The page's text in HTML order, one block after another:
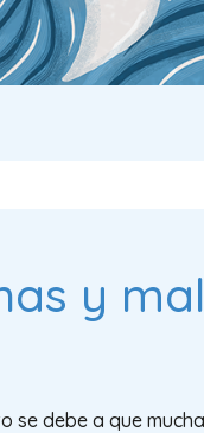
y
se debe a que